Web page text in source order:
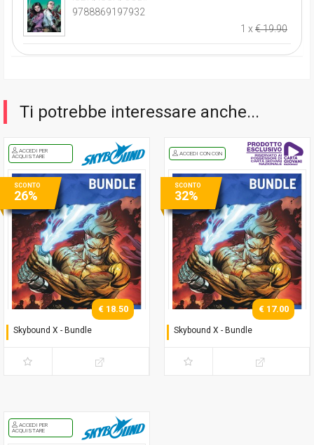
9788869197932
1 x € 19.90
Ti potrebbe interessare anche...
ACCEDI PER
ACQUISTARE
Skybound X - Bundle
€ 18.50
SCONTO
26%
ACCEDI CON CGN
Skybound X - Bundle
€ 17.00
SCONTO
32%
ACCEDI PER
ACQUISTARE